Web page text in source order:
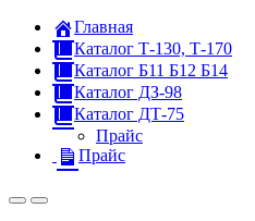
Главная
Каталог Т-130, Т-170
Каталог Б11 Б12 Б14
Каталог ДЗ-98
Каталог ДТ-75
Прайс
Прайс